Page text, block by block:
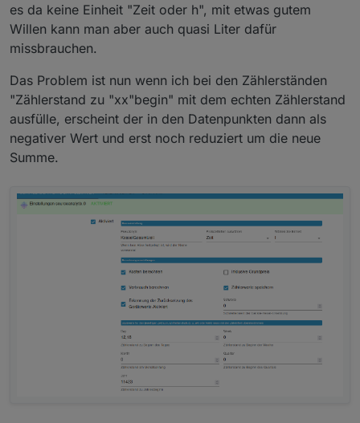
es da keine Einheit "Zeit oder h", mit etwas gutem
Willen kann man aber auch quasi Liter dafür
missbrauchen.
Das Problem ist nun wenn ich bei den Zählerständen
"Zählerstand zu "xx"begin" mit dem echten Zählerstand
ausfülle, erscheint der in den Datenpunkten dann als
negativer Wert und erst noch reduziert um die neue
Summe.